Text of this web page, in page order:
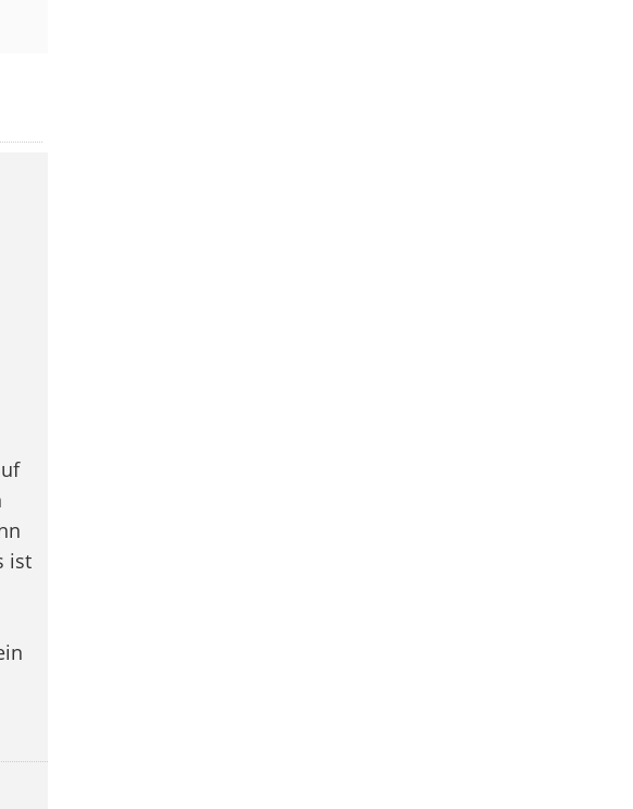
ist